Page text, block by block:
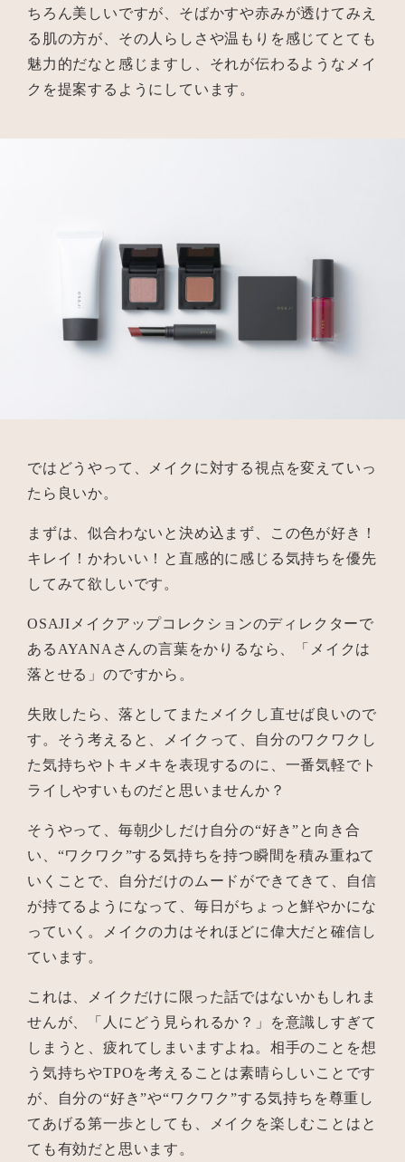
ちろん美しいですが、そばかすや赤みが透けてみえ
る肌の方が、その人らしさや温もりを感じてとても
魅力的だなと感じますし、それが伝わるようなメイ
クを提案するようにしています。
ではどうやって、メイクに対する視点を変えていっ
たら良いか。
まずは、似合わないと決め込まず、この色が好き！
キレイ！かわいい！と直感的に感じる気持ちを優先
してみて欲しいです。
OSAJIメイクアップコレクションのディレクターで
あるAYANAさんの言葉をかりるなら、「メイクは
落とせる」のですから。
失敗したら、落としてまたメイクし直せば良いので
す。そう考えると、メイクって、自分のワクワクし
た気持ちやトキメキを表現するのに、一番気軽でト
ライしやすいものだと思いませんか？
そうやって、毎朝少しだけ自分の“好き”と向き合
い、“ワクワク”する気持ちを持つ瞬間を積み重ねて
いくことで、自分だけのムードができてきて、自信
が持てるようになって、毎日がちょっと鮮やかにな
っていく。メイクの力はそれほどに偉大だと確信し
ています。
これは、メイクだけに限った話ではないかもしれま
せんが、「人にどう見られるか？」を意識しすぎて
しまうと、疲れてしまいますよね。相手のことを想
う気持ちやTPOを考えることは素晴らしいことです
が、自分の“好き”や“ワクワク”する気持ちを尊重し
てあげる第一歩としても、メイクを楽しむことはと
ても有効だと思います。